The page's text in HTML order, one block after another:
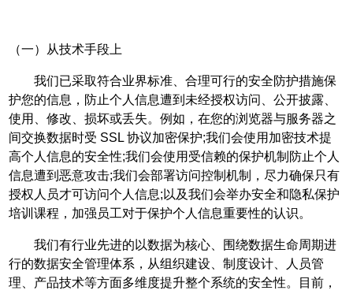
（一）从技术手段上
我们已采取符合业界标准、合理可行的安全防护措施保
护您的信息，防止个人信息遭到未经授权访问、公开披露、
使用、修改、损坏或丢失。例如，在您的浏览器与服务器之
间交换数据时受 SSL 协议加密保护;我们会使用加密技术提
高个人信息的安全性;我们会使用受信赖的保护机制防止个人
信息遭到恶意攻击;我们会部署访问控制机制，尽力确保只有
授权人员才可访问个人信息;以及我们会举办安全和隐私保护
培训课程，加强员工对于保护个人信息重要性的认识。
我们有行业先进的以数据为核心、围绕数据生命周期进
行的数据安全管理体系，从组织建设、制度设计、人员管
理、产品技术等方面多维度提升整个系统的安全性。目前，